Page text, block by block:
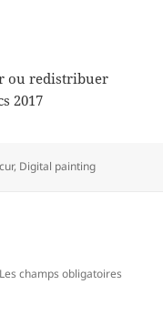
ou redistribuer
2017
, Digital painting
Les champs obligatoires